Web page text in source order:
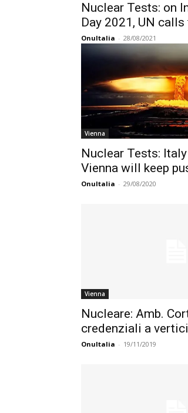
Nuclear Tests: on
Day 2021, UN
OnuItalia - 28/08/2021
Vienna
Nuclear Tests:
Vienna will keep
OnuItalia - 29/08/2020
Vienna
Nucleare: Amb.
credenziali a
OnuItalia - 19/11/2019